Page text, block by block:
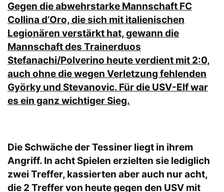
Gegen die abwehrstarke Mannschaft FC
Collina d’Oro, die sich mit italienischen
Legionären verstärkt hat, gewann die
Mannschaft des Trainerduos
Stefanachi/Polverino heute verdient mit 2:0,
auch ohne die wegen Verletzung fehlenden
Györky und Stevanovic. Für die USV-Elf war
es ein ganz wichtiger Sieg.
Die Schwäche der Tessiner liegt in ihrem
Angriff. In acht Spielen erzielten sie lediglich
zwei Treffer, kassierten aber auch nur acht,
die 2 Treffer von heute gegen den USV mit